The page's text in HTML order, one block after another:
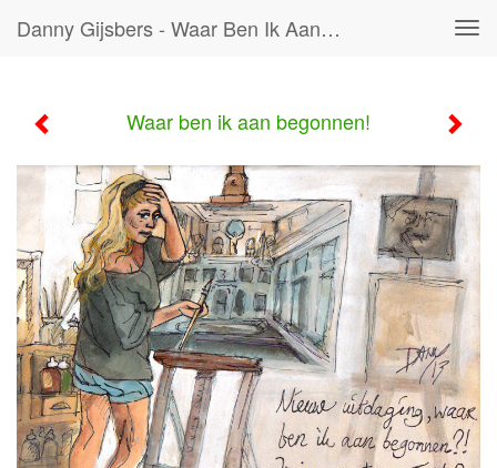
Danny Gijsbers - Waar Ben Ik Aan Begonnen!
Waar ben ik aan begonnen!